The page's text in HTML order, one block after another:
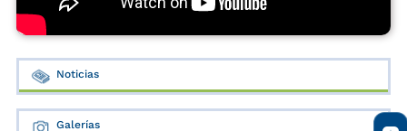
Noticias
Galerías